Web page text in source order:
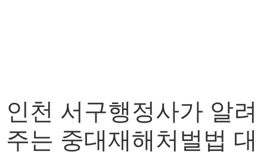
인천 서구행정사가 알려
주는 중대재해처벌법 대